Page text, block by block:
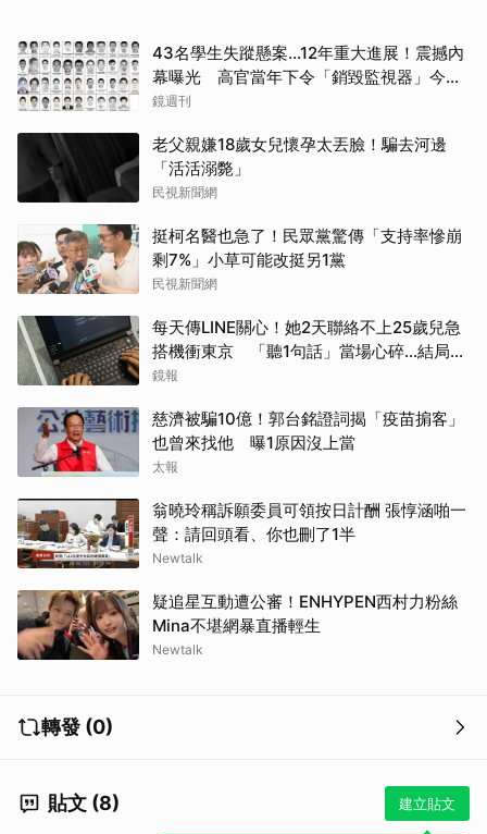
43名學生失蹤懸案...12年重大進展！震撼內
幕曝光 高官當年下令「銷毀監視器」今遭
逮
鏡週刊
老父親嫌18歲女兒懷孕太丟臉！騙去河邊
「活活溺斃」
民視新聞網
挺柯名醫也急了！民眾黨驚傳「支持率慘崩
剩7%」小草可能改挺另1黨
民視新聞網
每天傳LINE關心！她2天聯絡不上25歲兒急
搭機衝東京 「聽1句話」當場心碎...結局看
哭網
鏡報
慈濟被騙10億！郭台銘證詞揭「疫苗掮客」
也曾來找他 曝1原因沒上當
太報
翁曉玲稱訴願委員可領按日計酬 張惇涵啪一
聲：請回頭看、你也刪了1半
Newtalk
疑追星互動遭公審！ENHYPEN西村力粉絲
Mina不堪網暴直播輕生
Newtalk
轉發 (0)
貼文 (8) 建立貼文